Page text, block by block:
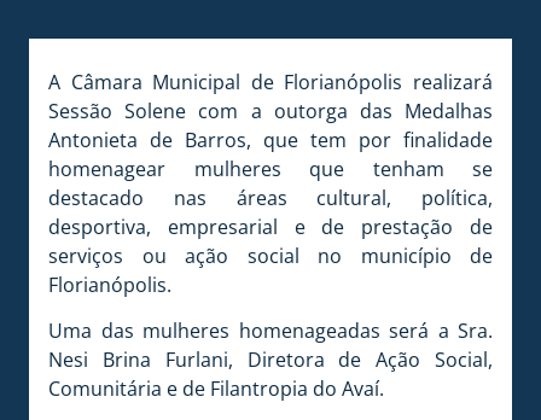
A Câmara Municipal de Florianópolis realizará
Sessão Solene com a outorga das Medalhas
Antonieta de Barros, que tem por finalidade
homenagear mulheres que tenham se
destacado nas áreas cultural, política,
desportiva, empresarial e de prestação de
serviços ou ação social no município de
Florianópolis.
Uma das mulheres homenageadas será a Sra.
Nesi Brina Furlani, Diretora de Ação Social,
Comunitária e de Filantropia do Avaí.